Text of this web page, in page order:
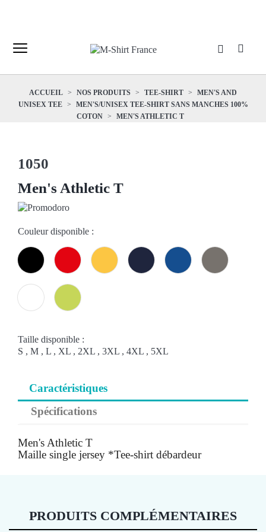
ACCUEIL NOS PRODUITS TEE-SHIRT
MEN'S AND
UNISEX TEE
MEN'S/UNISEX TEE-SHIRT SANS MANCHES 100%
COTON
MEN'S ATHLETIC T
1050
Men's Athletic T
Couleur disponible :
Black
Fire
Red
Gold Navy Royal
Grey
White
Lime
Taille disponible :
S , M , L , XL , 2XL , 3XL , 4XL , 5XL
Caractéristiques
Spécifications
Men's Athletic T
Maille single jersey *Tee-shirt débardeur
PRODUITS COMPLÉMENTAIRES